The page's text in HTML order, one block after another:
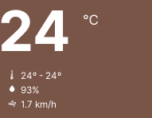
24 ℃
24º - 24º
93%
1.7 km/h